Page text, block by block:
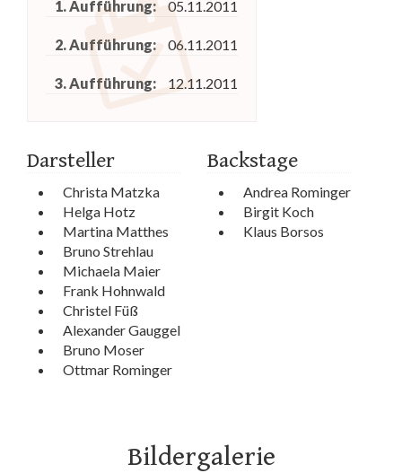
1. Aufführung: 05.11.2011
2. Aufführung: 06.11.2011
3. Aufführung: 12.11.2011
Darsteller
Christa Matzka
Helga Hotz
Martina Matthes
Bruno Strehlau
Michaela Maier
Frank Hohnwald
Christel Füß
Alexander Gauggel
Bruno Moser
Ottmar Rominger
Backstage
Andrea Rominger
Birgit Koch
Klaus Borsos
Bildergalerie